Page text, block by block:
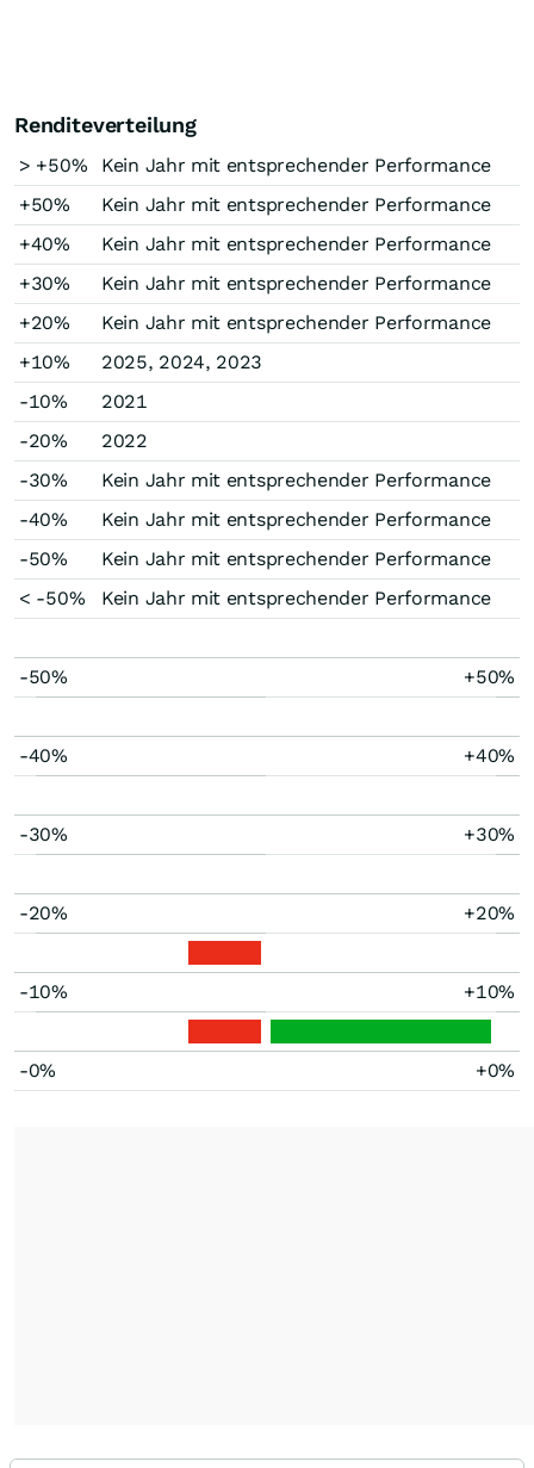
Renditeverteilung
> +50%
Kein Jahr mit entsprechender Performance
+50%
Kein Jahr mit entsprechender Performance
+40%
Kein Jahr mit entsprechender Performance
+30%
Kein Jahr mit entsprechender Performance
+20%
Kein Jahr mit entsprechender Performance
+10%
2025, 2024, 2023
-10%
2021
-20%
2022
-30%
Kein Jahr mit entsprechender Performance
-40%
Kein Jahr mit entsprechender Performance
-50%
Kein Jahr mit entsprechender Performance
< -50%
Kein Jahr mit entsprechender Performance
-50% +50%
-40% +40%
-30% +30%
-20% +20%
-10% +10%
-0% +0%